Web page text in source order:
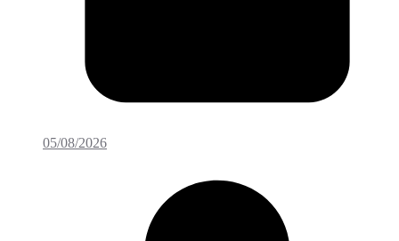
05/08/2026